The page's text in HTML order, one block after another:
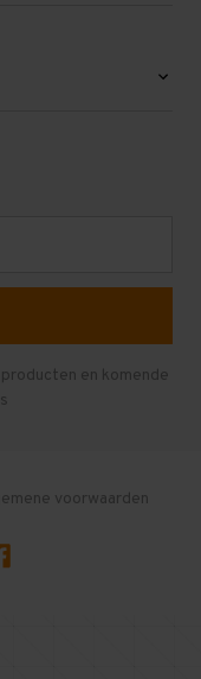
en komende
voorwaarden